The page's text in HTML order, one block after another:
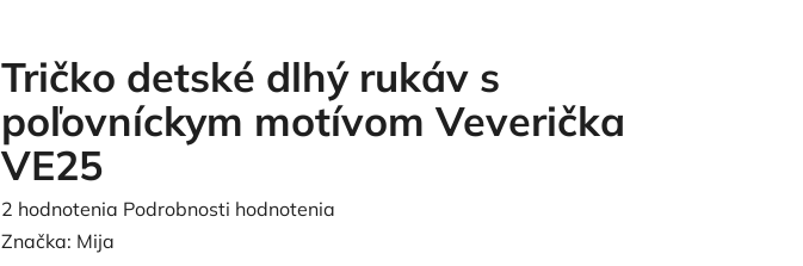
Tričko detské dlhý rukáv s
poľovníckym motívom Veverička
VE25
Priemerné
hodnotenie
2 hodnotenia Podrobnosti hodnotenia
Značka: Mija